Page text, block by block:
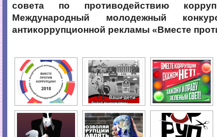
совета по противодействию
Международный молодежный
антикоррупционной рекламы «Вместе